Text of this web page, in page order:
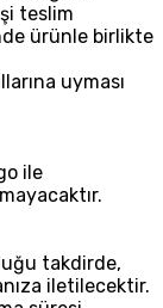
teslim
ürünle birlikte
uyması
ile
takdirde,
iletilecektir.